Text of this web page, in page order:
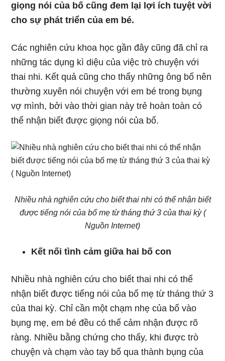
giọng nói của bố cũng đem lại lợi ích tuyệt vời
cho sự phát triển của em bé.
Các nghiên cứu khoa học gần đây cũng đã chỉ ra
những tác dụng kì diệu của việc trò chuyện với
thai nhi. Kết quả cũng cho thấy những ông bố nên
thường xuyên nói chuyện với em bé trong bụng
vợ mình, bởi vào thời gian này trẻ hoàn toàn có
thể nhận biết được giọng nói của bố.
Nhiều nhà nghiên cứu cho biết thai nhi có thể nhận biết
được tiếng nói của bố mẹ từ tháng thứ 3 của thai kỳ (
Nguồn Internet)
Kết nối tình cảm giữa hai bố con
Nhiều nhà nghiên cứu cho biết thai nhi có thể
nhận biết được tiếng nói của bố mẹ từ tháng thứ 3
của thai kỳ. Chỉ cần một chạm nhẹ của bố vào
bụng mẹ, em bé đều có thể cảm nhận được rõ
ràng. Nhiều bằng chứng cho thấy, khi được trò
chuyện và chạm vào tay bố qua thành bụng của